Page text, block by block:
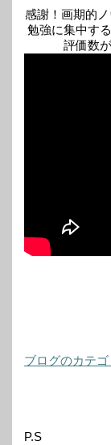
感謝！画期的
勉強に集中す
評価数
ブログのカテ
P.S